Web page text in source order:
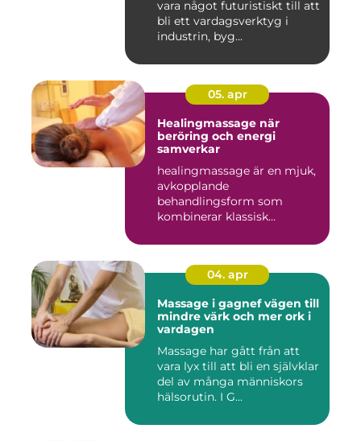
vara något futuristiskt till att
bli ett vardagsverktyg i
industrin, byg...
05. apr
Healingmassage när
beröring och energi
samverkar
healingmassage är en mjuk,
avkopplande
behandlingsform som
kombinerar klassisk
04. apr
Massage i gagnef vägen till
mindre värk och mer ork i
vardagen
Massage har gått från att
vara lyx till att bli en självklar
del av många människors
hälsorutin. I G...